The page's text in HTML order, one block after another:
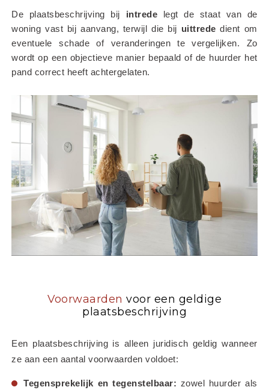
De plaatsbeschrijving bij intrede legt de staat van de
woning vast bij aanvang, terwijl die bij uittrede dient om
eventuele schade of veranderingen te vergelijken. Zo
wordt op een objectieve manier bepaald of de huurder het
pand correct heeft achtergelaten.
Voorwaarden voor een geldige
plaatsbeschrijving
Een plaatsbeschrijving is alleen juridisch geldig wanneer
ze aan een aantal voorwaarden voldoet:
Tegensprekelijk en tegenstelbaar: zowel huurder als